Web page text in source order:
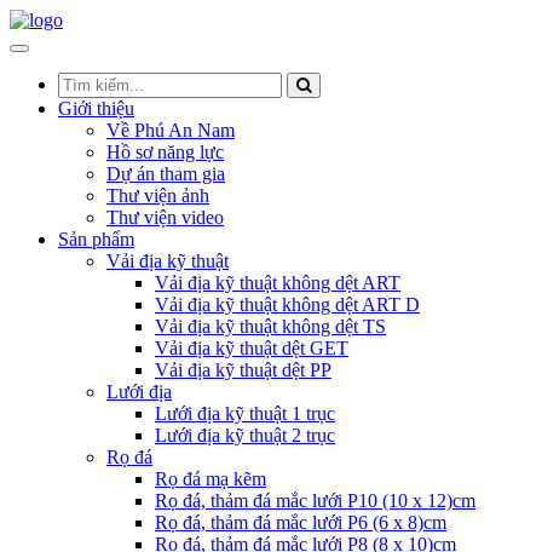
Giới thiệu
Về Phú An Nam
Hồ sơ năng lực
Dự án tham gia
Thư viện ảnh
Thư viện video
Sản phẩm
Vải địa kỹ thuật
Vải địa kỹ thuật không dệt ART
Vải địa kỹ thuật không dệt ART D
Vải địa kỹ thuật không dệt TS
Vải địa kỹ thuật dệt GET
Vải địa kỹ thuật dệt PP
Lưới địa
Lưới địa kỹ thuật 1 trục
Lưới địa kỹ thuật 2 trục
Rọ đá
Rọ đá mạ kẽm
Rọ đá, thảm đá mắc lưới P10 (10 x 12)cm
Rọ đá, thảm đá mắc lưới P6 (6 x 8)cm
Rọ đá, thảm đá mắc lưới P8 (8 x 10)cm